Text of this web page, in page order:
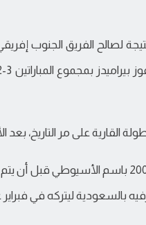
راينيرز، النتيجة لصالح الفريق
القارية على مر التاريخ، بعد
في فبراير عام 2019 للإماراتي سالم